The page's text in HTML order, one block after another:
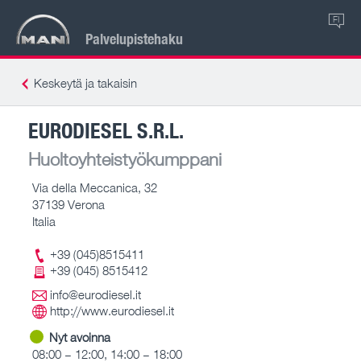
Palvelupistehaku
FI
Keskeytä ja takaisin
EURODIESEL S.R.L.
Huoltoyhteistyökumppani
Via della Meccanica, 32
37139 Verona
Italia
+39 (045)8515411
+39 (045) 8515412
info@eurodiesel.it
http://www.eurodiesel.it
Nyt avoinna
08:00 – 12:00, 14:00 – 18:00